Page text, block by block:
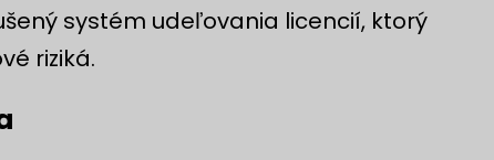
systém udeľovania licencií, ktorý
riziká.